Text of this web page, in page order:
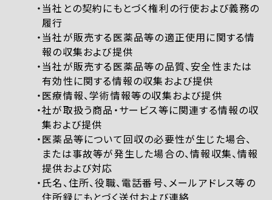
当社との契約にもとづく権利の行使および義務の
履行
当社が販売する医薬品等の適正使用に関する情
報の収集および提供
当社が販売する医薬品等の品質、安全性または
有効性に関する情報の収集および提供
医療情報、学術情報等の収集および提供
社が取扱う商品・サービス等に関連する情報の収
集および提供
医薬品等について回収の必要性が生じた場合、
または事故等が発生した場合の、情報収集、情報
提供および対応
氏名、住所、役職、電話番号、メールアドレス等の
住所録にもとづく送付および連絡